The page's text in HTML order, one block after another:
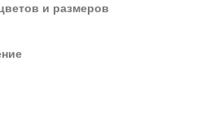
и размеров